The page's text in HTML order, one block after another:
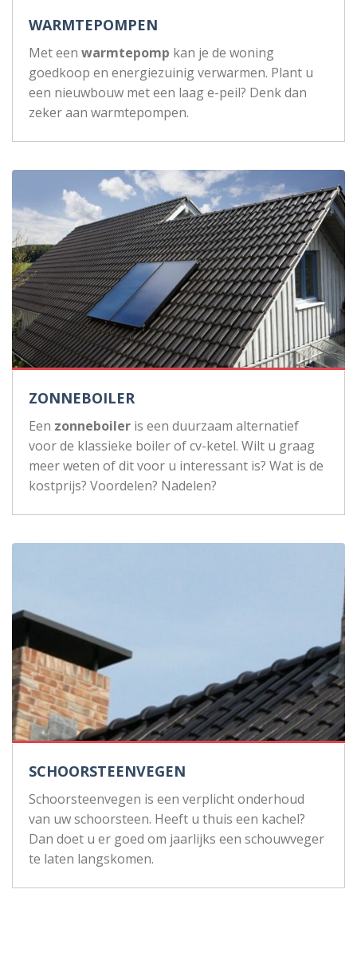
WARMTEPOMPEN
Met een warmtepomp kan je de woning
goedkoop en energiezuinig verwarmen. Plant u
een nieuwbouw met een laag e-peil? Denk dan
zeker aan warmtepompen.
ZONNEBOILER
Een zonneboiler is een duurzaam alternatief
voor de klassieke boiler of cv-ketel. Wilt u graag
meer weten of dit voor u interessant is? Wat is de
kostprijs? Voordelen? Nadelen?
SCHOORSTEENVEGEN
Schoorsteenvegen is een verplicht onderhoud
van uw schoorsteen. Heeft u thuis een kachel?
Dan doet u er goed om jaarlijks een schouwveger
te laten langskomen.